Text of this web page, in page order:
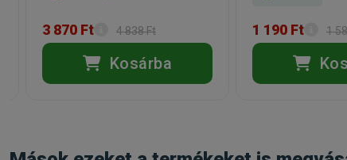
3 870 Ft 4 838 Ft
Kosárba
1 190 Ft 1